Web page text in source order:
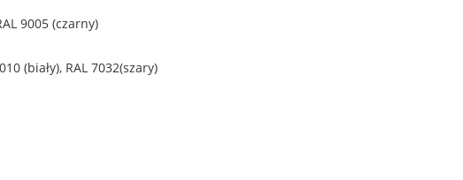
9005 (czarny)
(biały), RAL 7032(szary)